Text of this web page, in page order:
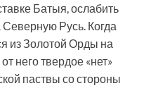
Батыя, ослабить
Северную Русь. Когда
из Золотой Орды на
него твердое «нет»
паствы со стороны